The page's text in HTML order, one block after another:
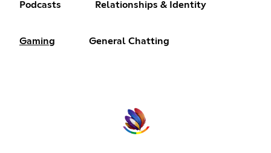
Podcasts Relationships & Identity
Gaming General Chatting